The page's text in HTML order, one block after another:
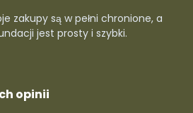
zakupy są w pełni chronione, a
jest prosty i szybki.
opinii